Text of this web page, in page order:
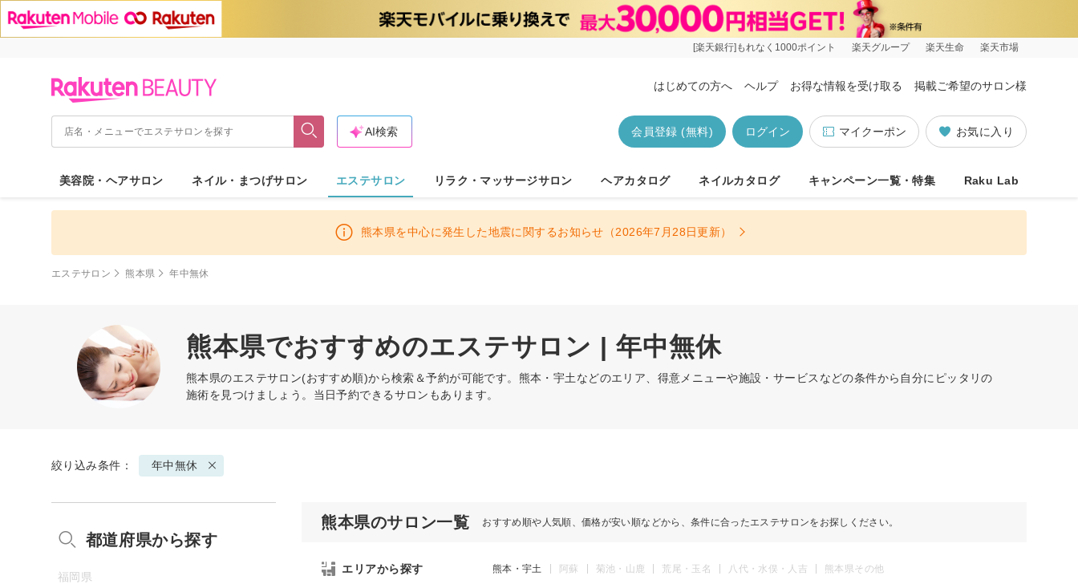
[楽天銀行]もれなく1000ポイント 楽天グループ 楽天生命 楽天市場
はじめての方へ ヘルプ お得な情報を受け取る 掲載ご希望のサロン様
お気に入り
マイクーポン
ログイン
会員登録 (無料)
AI検索
美容院・ヘアサロン ネイル・まつげサロン エステサロン リラク・マッサージサロン ヘアカタログ ネイルカタログ キャンペーン一覧・特集 Raku Lab
熊本県を中心に発生した地震に関するお知らせ（2026年7月28日更新）
エステサロン 熊本県 年中無休
熊本県でおすすめのエステサロン | 年中無休
熊本県のエステサロン(おすすめ順)から検索＆予約が可能です。熊本・宇土などのエリア、得意メニューや施設・サービスなどの条件から自分にピッタリの
施術を見つけましょう。当日予約できるサロンもあります。
絞り込み条件： 年中無休
熊本県のサロン一覧 おすすめ順や人気順、価格が安い順などから、条件に合ったエステサロンをお探しください。
エリアから探す 熊本・宇土 阿蘇 菊池・山鹿 荒尾・玉名 八代・水俣・人吉 熊本県その他
都道府県から探す
福岡県